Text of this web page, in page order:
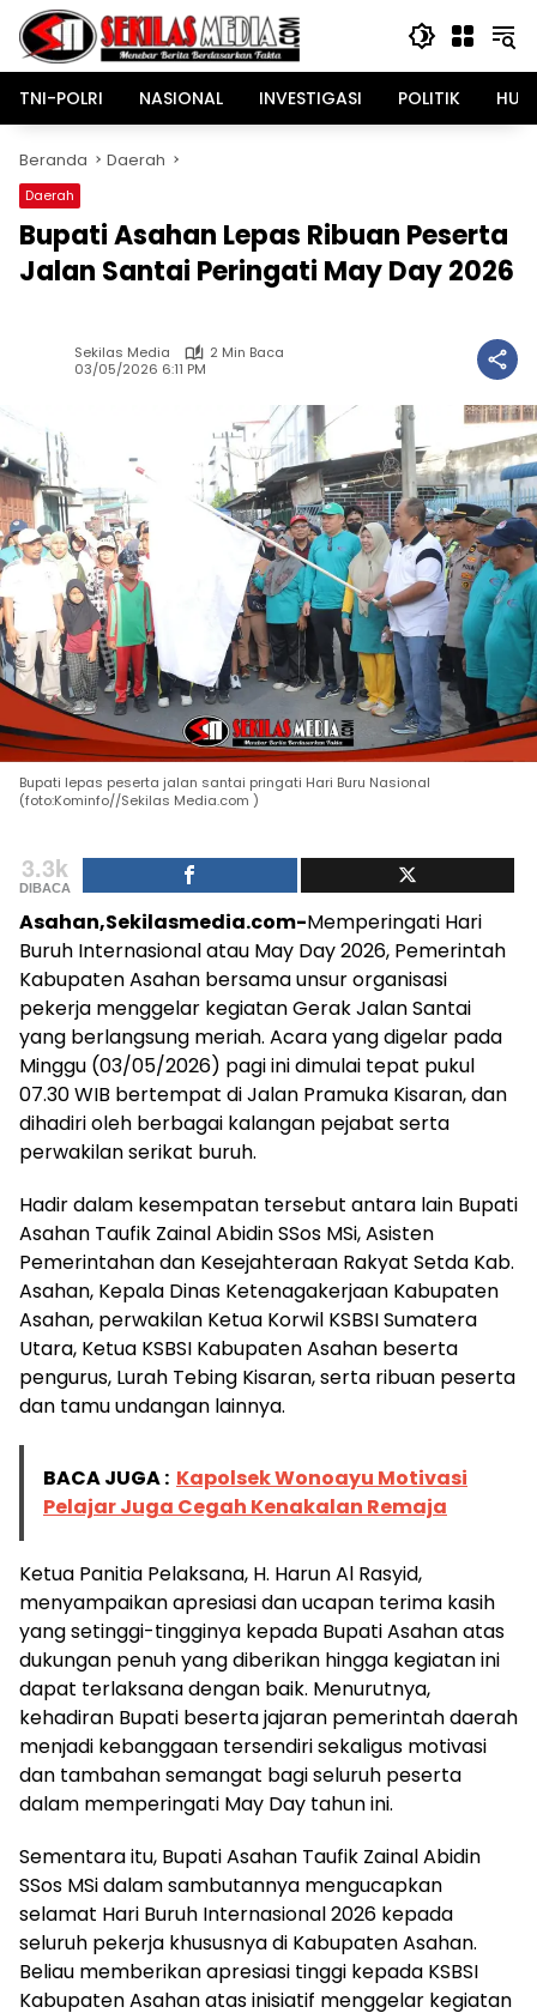
Langsung
konten
TNI-POLRI
NASIONAL INVESTIGASI POLITIK
Beranda Daerah
Daerah
Bupati Asahan Lepas Ribuan Peserta
Jalan Santai Peringati May Day 2026
Sekilas Media
2 Min Baca
03/05/2026 6:11 PM
Bupati lepas peserta jalan santai pringati Hari Buru Nasional
(foto:Kominfo//Sekilas Media.com )
3.3k
DIBACA
Asahan,Sekilasmedia.com-Memperingati Hari
Buruh Internasional atau May Day 2026, Pemerintah
Kabupaten Asahan bersama unsur organisasi
pekerja menggelar kegiatan Gerak Jalan Santai
yang berlangsung meriah. Acara yang digelar pada
Minggu (03/05/2026) pagi ini dimulai tepat pukul
07.30 WIB bertempat di Jalan Pramuka Kisaran, dan
dihadiri oleh berbagai kalangan pejabat serta
perwakilan serikat buruh.
Hadir dalam kesempatan tersebut antara lain Bupati
Asahan Taufik Zainal Abidin SSos MSi, Asisten
Pemerintahan dan Kesejahteraan Rakyat Setda Kab.
Asahan, Kepala Dinas Ketenagakerjaan Kabupaten
Asahan, perwakilan Ketua Korwil KSBSI Sumatera
Utara, Ketua KSBSI Kabupaten Asahan beserta
pengurus, Lurah Tebing Kisaran, serta ribuan peserta
dan tamu undangan lainnya.
BACA JUGA : Kapolsek Wonoayu Motivasi
Pelajar Juga Cegah Kenakalan Remaja
Ketua Panitia Pelaksana, H. Harun Al Rasyid,
menyampaikan apresiasi dan ucapan terima kasih
yang setinggi-tingginya kepada Bupati Asahan atas
dukungan penuh yang diberikan hingga kegiatan ini
dapat terlaksana dengan baik. Menurutnya,
kehadiran Bupati beserta jajaran pemerintah daerah
menjadi kebanggaan tersendiri sekaligus motivasi
dan tambahan semangat bagi seluruh peserta
dalam memperingati May Day tahun ini.
Sementara itu, Bupati Asahan Taufik Zainal Abidin
SSos MSi dalam sambutannya mengucapkan
selamat Hari Buruh Internasional 2026 kepada
seluruh pekerja khususnya di Kabupaten Asahan.
Beliau memberikan apresiasi tinggi kepada KSBSI
Kabupaten Asahan atas inisiatif menggelar kegiatan